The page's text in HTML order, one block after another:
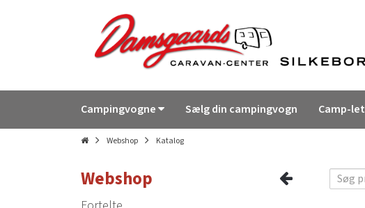
Campingvogne Sælg din campingvogn Camp-let
Webshop Katalog
Webshop